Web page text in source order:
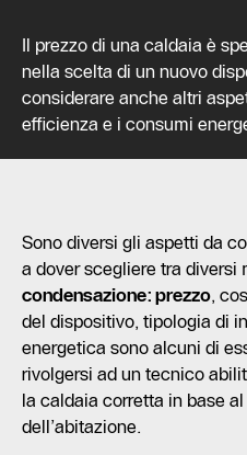
Il prezzo di una caldaia è
nella scelta di un nuovo
considerare anche altri
efficienza e i consumi
Sono diversi gli aspetti da
a dover scegliere tra diversi
condensazione: prezzo,
del dispositivo, tipologia di
energetica sono alcuni di
rivolgersi ad un tecnico
la caldaia corretta in base
dell’abitazione.